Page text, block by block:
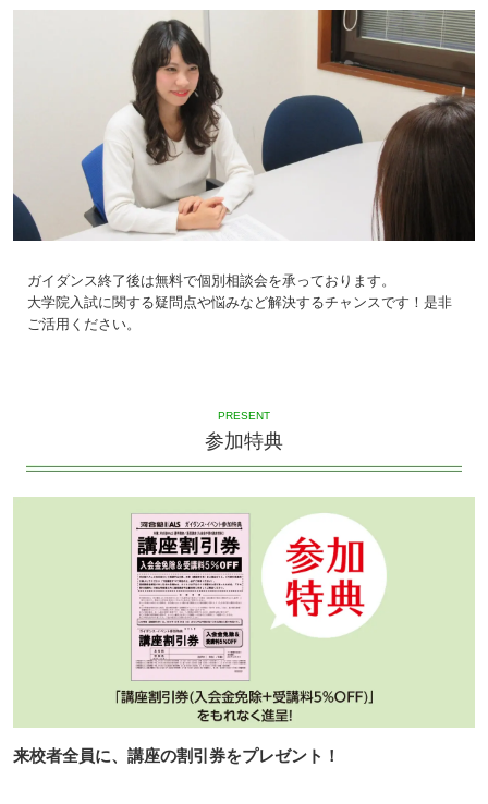
ガイダンス終了後は無料で個別相談会を承っております。
大学院入試に関する疑問点や悩みなど解決するチャンスです！是非
ご活用ください。
PRESENT
参加特典
来校者全員に、講座の割引券をプレゼント！